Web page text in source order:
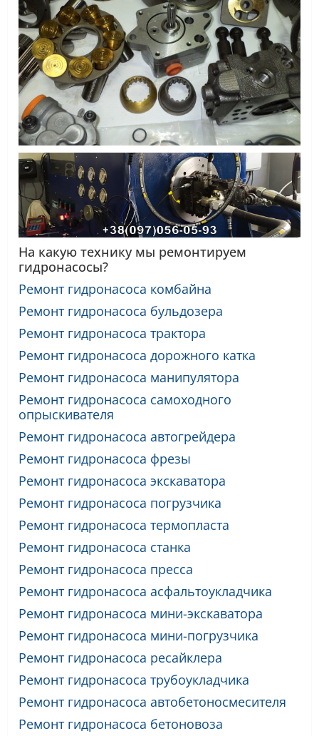
На какую технику мы ремонтируем
гидронасосы?
Ремонт гидронасоса комбайна
Ремонт гидронасоса бульдозера
Ремонт гидронасоса трактора
Ремонт гидронасоса дорожного катка
Ремонт гидронасоса манипулятора
Ремонт гидронасоса самоходного
опрыскивателя
Ремонт гидронасоса автогрейдера
Ремонт гидронасоса фрезы
Ремонт гидронасоса экскаватора
Ремонт гидронасоса погрузчика
Ремонт гидронасоса термопласта
Ремонт гидронасоса станка
Ремонт гидронасоса пресса
Ремонт гидронасоса асфальтоукладчика
Ремонт гидронасоса мини-экскаватора
Ремонт гидронасоса мини-погрузчика
Ремонт гидронасоса ресайклера
Ремонт гидронасоса трубоукладчика
Ремонт гидронасоса автобетоносмесителя
Ремонт гидронасоса бетоновоза